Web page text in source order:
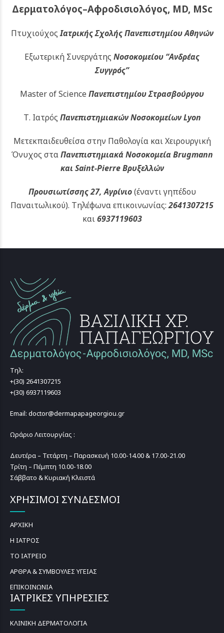
Δερματολόγος–Αφροδισιολόγος, MD, MSc
ΠτυχιούχοςΙατρικής Σχολής Πανεπιστημίου Αθηνών
Εξωτερική Συνεργάτης Νοσοκομείου “Ανδρέας
Συγγρός”
Master of Science Πανεπιστημίου Στρασβούργου
Τ. Ιατρός Πανεπιστημιακών Νοσοκομείων Lyon
Μετεκπαιδευθείσα στην Παθολογία και Χειρουργική
Όνυχος σταΠανεπιστημιακά Νοσοκομεία Brugmann
και Saint-Pierre Βρυξελλών
Προυσιωτίσσης 27, Αγρίνιο(έναντι γηπέδου
Παναιτωλικού). Τηλέφωνα επικοινωνίας:2641307215
και6937119603
Τηλ:
+(30) 2641307215
+(30) 6937119603
Email: doctor@dermapapageorgiou.gr
Ωράριο Λειτουργίας :
Δευτέρα – Τετάρτη – Παρασκευή 10.00-14.00 & 17.00-21.00
Τρίτη – Πέμπτη 10.00-18.00
Σάββατο & Κυριακή Κλειστά
ΧΡΗΣΙΜΟΙ ΣΥΝΔΕΣΜΟΙ
ΑΡΧΙΚΗ
Η ΙΑΤΡΟΣ
ΤΟ ΙΑΤΡΕΙΟ
ΑΡΘΡΑ & ΣΥΜΒΟΥΛΕΣ ΥΓΕΙΑΣ
ΕΠΙΚΟΙΝΩΝΙΑ
ΙΑΤΡΙΚΕΣ ΥΠΗΡΕΣΙΕΣ
ΚΛΙΝΙΚΗ ΔΕΡΜΑΤΟΛΟΓΙΑ